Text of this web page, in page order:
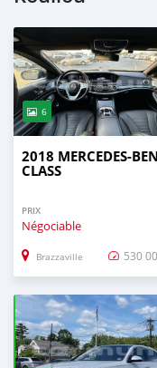
6
2018 MERCEDES-
CLASS
PRIX
Négociable
Brazzaville 530